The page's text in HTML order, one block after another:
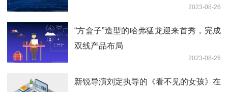
2023-08-26
“方盒子”造型的哈弗猛龙迎来首秀，完成
双线产品布局
2023-08-26
新锐导演刘定执导的《看不见的女孩》在